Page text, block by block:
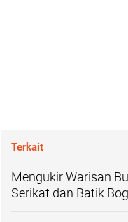
Terkait
Mengukir Warisan
Serikat dan Batik